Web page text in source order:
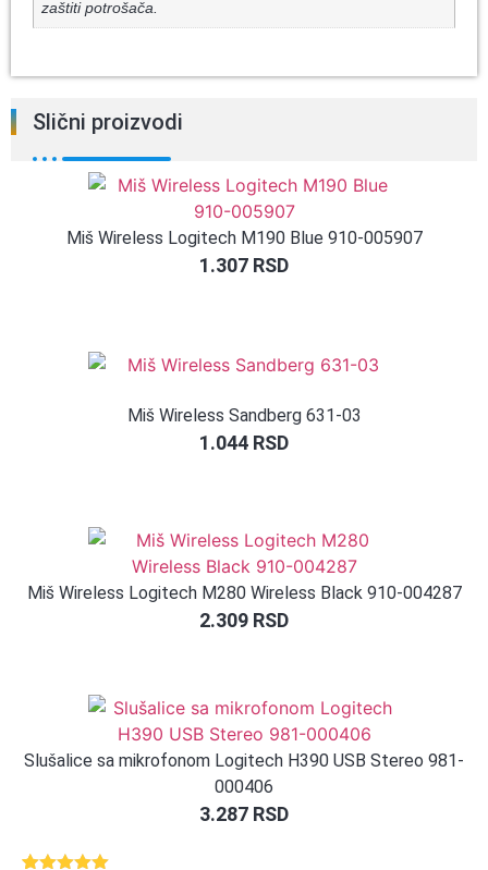
zaštiti potrošača.
Slični proizvodi
Miš Wireless Logitech M190 Blue 910-005907
1.307 RSD
Miš Wireless Sandberg 631-03
1.044 RSD
Miš Wireless Logitech M280 Wireless Black 910-004287
2.309 RSD
Slušalice sa mikrofonom Logitech H390 USB Stereo 981-
000406
3.287 RSD